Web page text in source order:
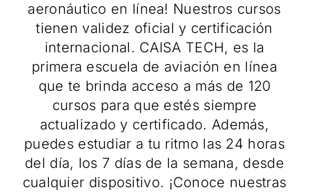
aeronáutico en línea! Nuestros cursos
tienen validez oficial y certificación
internacional. CAISA TECH, es la
primera escuela de aviación en línea
que te brinda acceso a más de 120
cursos para que estés siempre
actualizado y certificado. Además,
puedes estudiar a tu ritmo las 24 horas
del día, los 7 días de la semana, desde
cualquier dispositivo. ¡Conoce nuestras